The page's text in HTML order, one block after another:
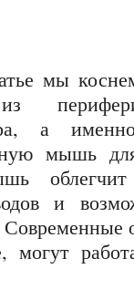
мы
а
мышь
и